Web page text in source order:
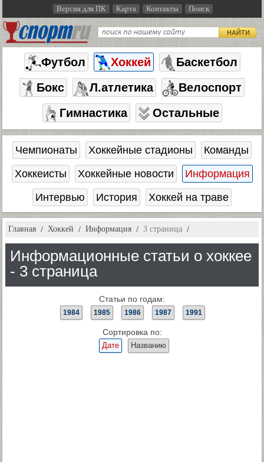
Версия для ПК Карта Контакты Поиск
НАЙТИ
Футбол Хоккей
Баскетбол
Бокс
Л.атлетика
Велоспорт
Гимнастика
Остальные
Чемпионаты Хоккейные стадионы
Команды
Хоккеисты
Хоккейные новости
Информация
Интервью
История Хоккей на траве
Главная Хоккей Информация 3 страница
Информационные статьи о хоккее
- 3 страница
Статьи по годам:
1984 1985 1986 1987 1991
Сортировка по:
Дате Названию